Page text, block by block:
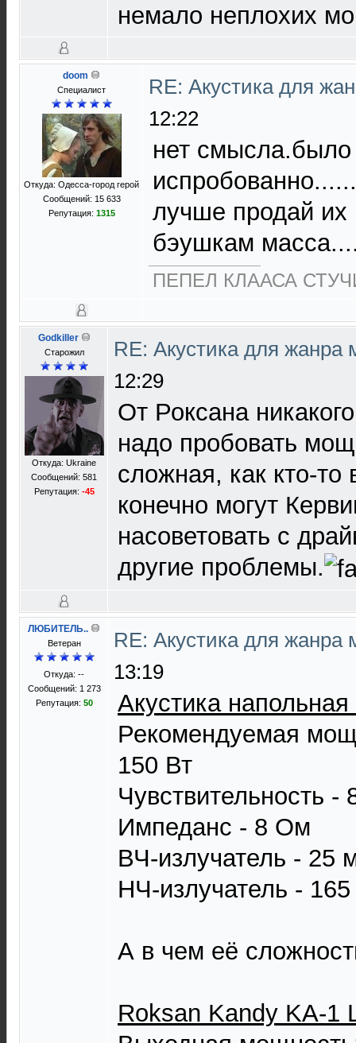
немало неплохих
doom
Специалист
Откуда: Одесса-город герой
Сообщений: 15 633
Репутация: 1315
RE: Акустика для
12:22
нет смысла.было
лучше продай
бэушкам
ПЕПЕЛ КЛААСА
Godkiller
Старожил
Откуда: Ukraine
Сообщений: 581
Репутация: -45
RE: Акустика для жанра
12:29
От Роксана
надо пробовать
сложная, как кто-
конечно могут
насоветовать с
другие проблемы.
ЛЮБИТЕЛЬ..
Ветеран
Откуда: --
Сообщений: 1 273
Репутация: 50
RE: Акустика для жанра
13:19
Акустика
Рекомендуемая
150 Вт
Чувствительность -
Импеданс - 8 Ом
ВЧ-излучатель - 25
НЧ-излучатель -
А в чем её
Roksan Kandy KA-1